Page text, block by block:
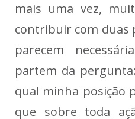
mais uma vez,
contribuir com duas
parecem
partem da
qual minha posição
que sobre toda